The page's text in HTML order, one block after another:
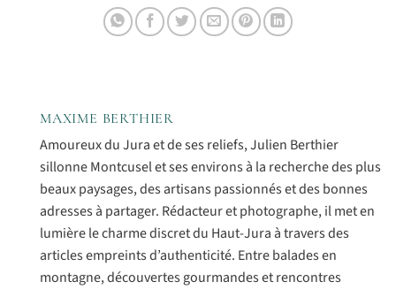
MAXIME BERTHIER
Amoureux du Jura et de ses reliefs, Julien Berthier
sillonne Montcusel et ses environs à la recherche des plus
beaux paysages, des artisans passionnés et des bonnes
adresses à partager. Rédacteur et photographe, il met en
lumière le charme discret du Haut-Jura à travers des
articles empreints d’authenticité. Entre balades en
montagne, découvertes gourmandes et rencontres